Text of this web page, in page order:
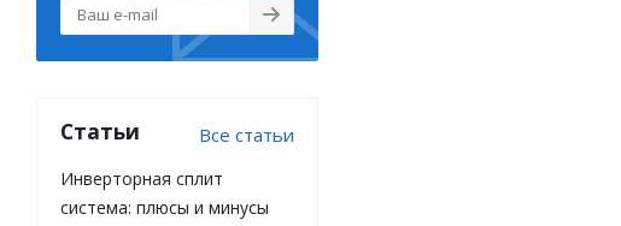
Статьи Все статьи
Инверторная сплит
система: плюсы и минусы